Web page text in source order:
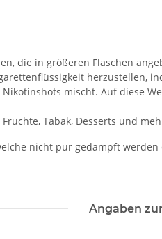
die in größeren Flaschen
herzustellen,
mischt. Auf diese
Tabak, Desserts und
nicht pur gedampft
Angaben